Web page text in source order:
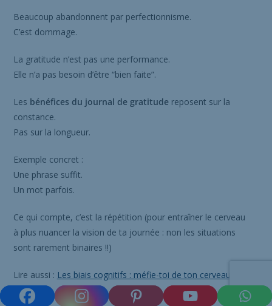
Beaucoup abandonnent par perfectionnisme.
C’est dommage.
La gratitude n’est pas une performance.
Elle n’a pas besoin d’être “bien faite”.
Les bénéfices du journal de gratitudereposent sur la
constance.
Pas sur la longueur.
Exemple concret :
Une phrase suffit.
Un mot parfois.
Ce qui compte, c’est la répétition (pour entraîner le cerveau
à plus nuancer la vision de ta journée : non les situations
sont rarement binaires !!)
Lire aussi : Les biais cognitifs : méfie-toi de ton cerveau ! –
Partie 1